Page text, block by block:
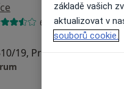
6 názorů
19, Praha
základě vašich
aktualizovat v
souborů cookie.